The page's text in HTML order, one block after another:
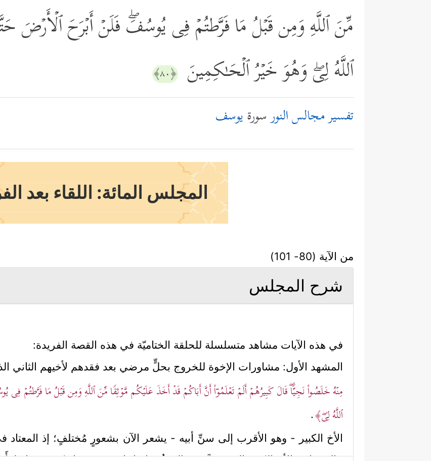
مِّنَ ٱللَّهِ وَمِن قَبۡلُ مَا فَرَّطتُمۡ فِی یُوسُفَۖ فَلَنۡ أَبۡرَحَ ٱلۡأَرۡضَ
ٱللَّهُ لِیۖ وَهُوَ خَیۡرُ ٱلۡحَـٰكِمِینَ ﴿٨٠﴾
تفسير مجالس النورسورةيوسف
المجلس المائة: اللقاء بعد
من الآية (80- 101)
شرح المجلس
في هذه الآيات مشاهد متسلسلة للحلقة الختاميّة في هذه القصة الفريدة:
المشهد الأول: مشاورات الإخوة للخروج بحلٍّ مرضي بعد فقدهم لأخيهم الثاني
مِنۡهُ خَلَصُواْ نَجِیࣰّاۖ قَالَ كَبِیرُهُمۡ أَلَمۡ تَعۡلَمُوۤاْ أَنَّ أَبَاكُمۡ قَدۡ أَخَذَ عَلَیۡكُم مَّوۡثِقࣰا مِّنَ ٱللَّهِ وَمِن قَبۡلُ مَا فَرَّطتُمۡ
ٱللَّهُ لِیۖ﴾ .
الأخ الكبير - وهو الأقرب إلى سنِّ أبيه - يشعر الآن بشعورٍ مُختلفٍ؛ إذ